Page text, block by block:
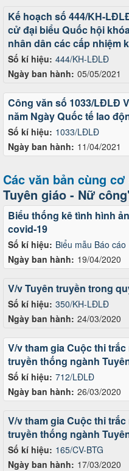
Số kí hiệu: 444/KH-LĐLĐ
Ngày ban hành: 05/05/2021
Kế hoạch số 444/KH-
cử đại biểu Quốc hội
nhân dân các cấp nhiệm
Số kí hiệu: 1033/LĐLĐ
Ngày ban hành: 11/04/2021
Công văn số 1033/LĐLĐ
năm Ngày Quốc tế lao
Các văn bản cùng
Tuyên giáo - Nữ
Số kí hiệu: Biểu mẫu Báo cáo
Ngày ban hành: 19/04/2020
Biểu thống kê tình hình
covid-19
Số kí hiệu: 350/KH-LĐLĐ
Ngày ban hành: 24/03/2020
V/v Tuyên truyền trong
Số kí hiệu: 712/LĐLĐ
Ngày ban hành: 26/03/2020
V/v tham gia Cuộc thi
truyền thống ngành
Số kí hiệu: 165/CV-BTG
Ngày ban hành: 17/03/2020
V/v tham gia Cuộc thi
truyền thống ngành